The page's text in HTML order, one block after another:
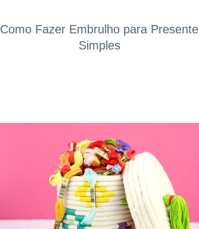
Como Fazer Embrulho para Presente
Simples